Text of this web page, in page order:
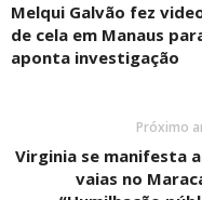
Melqui Galvão fez
de cela em Manaus
aponta investigação
Próximo
Virginia se manifesta
vaias no